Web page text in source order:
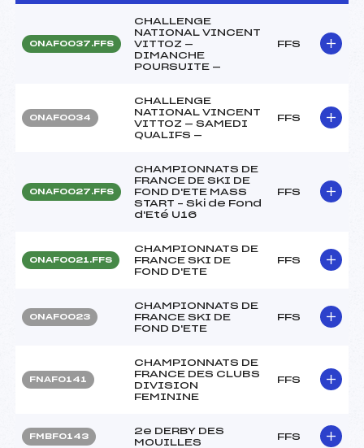
ONAF0037.FFS
CHALLENGE
NATIONAL VINCENT
VITTOZ —
DIMANCHE
POURSUITE —
FFS
ONAF0034
CHALLENGE
NATIONAL VINCENT
VITTOZ — SAMEDI
QUALIFS —
FFS
ONAF0027.FFS
CHAMPIONNATS DE
FRANCE DE SKI DE
FOND D'ETE MASS
START – Ski de Fond
d'Eté U16
FFS
ONAF0021.FFS
CHAMPIONNATS DE
FRANCE SKI DE
FOND D'ETE
FFS
ONAF0023
CHAMPIONNATS DE
FRANCE SKI DE
FOND D'ETE
FFS
FNAF0141
CHAMPIONNATS DE
FRANCE DES CLUBS
DIVISION
FEMININE
FFS
FMBF0143
2e DERBY DES
MOUILLES
FFS